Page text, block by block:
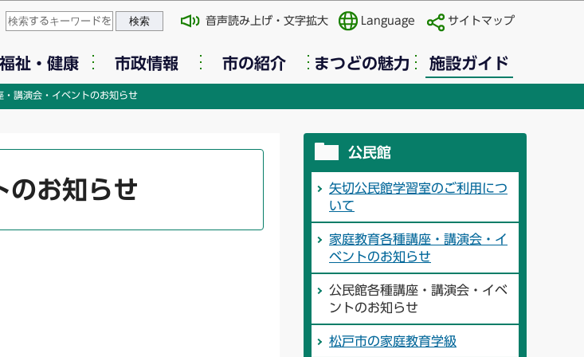
ページの本文へ移動
音声読み上げ・文字拡大 Language サイトマップ
福祉・健康 市政情報 市の紹介 まつどの魅力 施設ガイド
・講演会・イベントのお知らせ
のお知らせ
公民館
矢切公民館学習室のご利用につ
いて
家庭教育各種講座・講演会・イ
ベントのお知らせ
公民館各種講座・講演会・イベ
ントのお知らせ
松戸市の家庭教育学級